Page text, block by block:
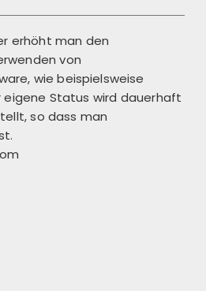
erhöht man den
von
wie beispielsweise
eigene Status wird dauerhaft
so dass man